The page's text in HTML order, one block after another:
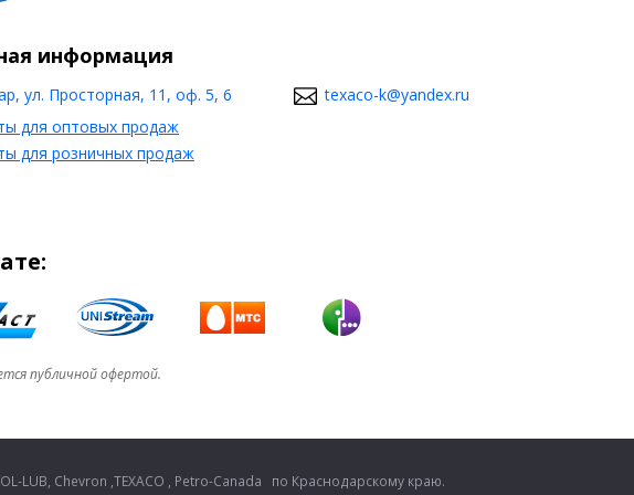
информация
ул. Просторная, 11, оф. 5, 6
texaco-k@yandex.ru
для оптовых продаж
для розничных продаж
публичной офертой.
Chevron ,TEXACO , Petro-Canada по Краснодарскому краю.